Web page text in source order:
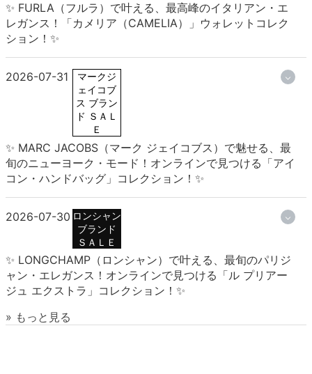
✨ FURLA（フルラ）で叶える、最高峰のイタリアン・エ
レガンス！「カメリア（CAMELIA）」ウォレットコレク
ション！✨
2026-07-31
マークジ
ェイコブ
ス ブラン
ド ＳＡＬ
Ｅ
✨ MARC JACOBS（マーク ジェイコブス）で魅せる、最
旬のニューヨーク・モード！オンラインで見つける「アイ
コン・ハンドバッグ」コレクション！✨
2026-07-30 ロンシャン
ブランド
ＳＡＬＥ
✨ LONGCHAMP（ロンシャン）で叶える、最旬のパリジ
ャン・エレガンス！オンラインで見つける「ル プリアー
ジュ エクストラ」コレクション！✨
» もっと見る